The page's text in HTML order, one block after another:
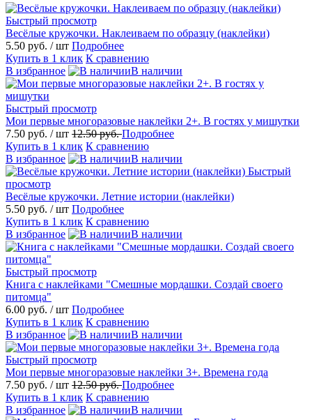
Быстрый просмотр
Весёлые кружочки. Наклеиваем по образцу (наклейки)
5.50 руб. / шт Подробнее
Купить в 1 клик К сравнению
В избранное
В наличии
Быстрый просмотр
Мои первые многоразовые наклейки 2+. В гостях у мишутки
7.50 руб. / шт 12.50 руб.Подробнее
Купить в 1 клик К сравнению
В избранное
В наличии
Быстрый
просмотр
Весёлые кружочки. Летние истории (наклейки)
5.50 руб. / шт Подробнее
Купить в 1 клик К сравнению
В избранное
В наличии
Быстрый просмотр
Книга с наклейками "Смешные мордашки. Создай своего
питомца"
6.00 руб. / шт Подробнее
Купить в 1 клик К сравнению
В избранное
В наличии
Быстрый просмотр
Мои первые многоразовые наклейки 3+. Времена года
7.50 руб. / шт 12.50 руб.Подробнее
Купить в 1 клик К сравнению
В избранное
В наличии